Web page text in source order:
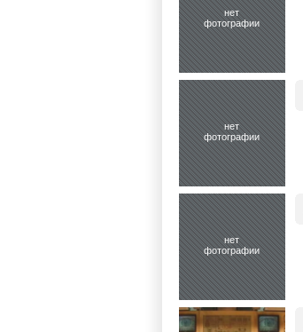
нет
фотографии
нет
фотографии
нет
фотографии